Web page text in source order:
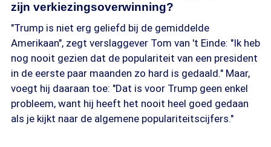
zijn verkiezingsoverwinning?
"Trump is niet erg geliefd bij de gemiddelde
Amerikaan", zegt verslaggever Tom van 't Einde: "Ik heb
nog nooit gezien dat de populariteit van een president
in de eerste paar maanden zo hard is gedaald." Maar,
voegt hij daaraan toe: "Dat is voor Trump geen enkel
probleem, want hij heeft het nooit heel goed gedaan
als je kijkt naar de algemene populariteitscijfers."